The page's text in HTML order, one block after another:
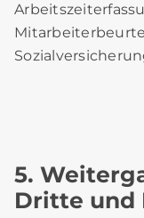
5.
Dritte und